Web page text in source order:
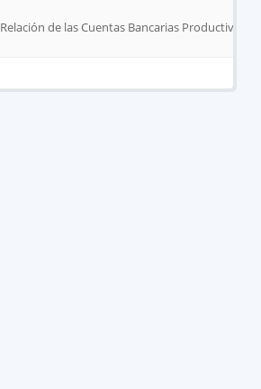
Relación de las Cuentas Bancarias Productivas